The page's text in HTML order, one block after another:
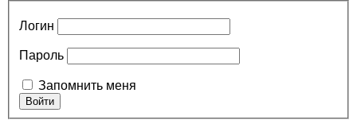
Логин
Пароль
Запомнить меня